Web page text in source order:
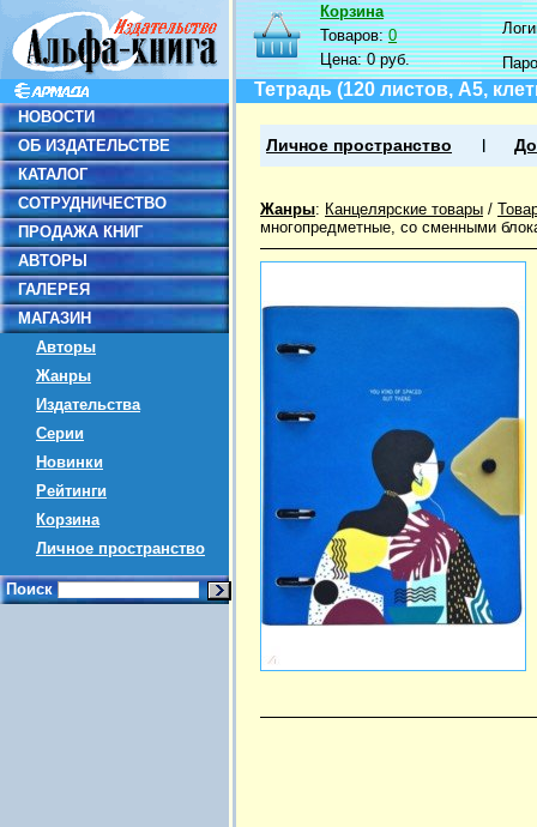
НОВОСТИ
ОБ ИЗДАТЕЛЬСТВЕ
КАТАЛОГ
СОТРУДНИЧЕСТВО
ПРОДАЖА КНИГ
АВТОРЫ
ГАЛЕРЕЯ
МАГАЗИН
Авторы
Жанры
Издательства
Серии
Новинки
Рейтинги
Корзина
Личное пространство
Поиск
Корзина
Товаров:0
Цена:0 руб.
Тетрадь (120 листов, А5,
Личное пространство
Жанры: Канцелярские товары /
многопредметные, со сменными